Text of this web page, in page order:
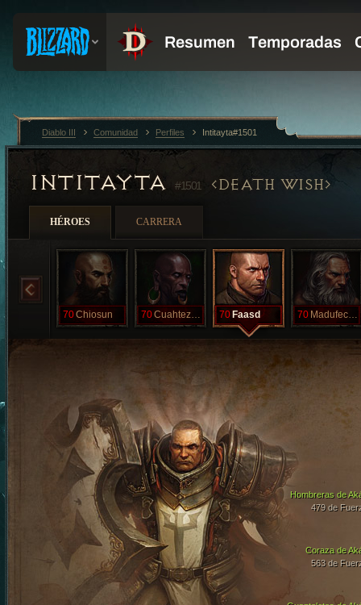
INTITAYTA #1501 DEATH WISH
HÉROES CARRERA
70Chiosun 70 Cuahtezuma 70 Faasd 70 Madufecho
Coraza de
563 de
Hombreras de
479 de
Diablo III Comunidad Perfiles Intitayta#1501